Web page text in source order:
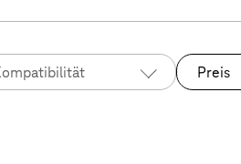
Preis